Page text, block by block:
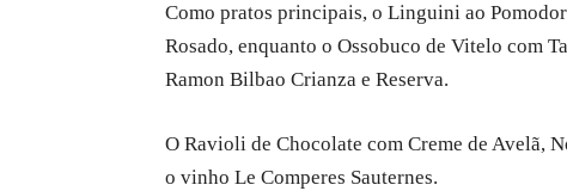
Como pratos principais, o Linguini ao
Rosado, enquanto o Ossobuco de Vitelo com
Ramon Bilbao Crianza e Reserva.
O Ravioli de Chocolate com Creme de Avelã,
o vinho Le Comperes Sauternes.